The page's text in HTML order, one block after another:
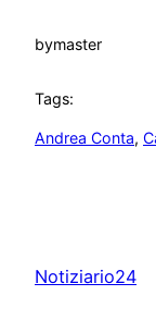
bymaster
Tags:
Andrea Conta,
Notiziario24